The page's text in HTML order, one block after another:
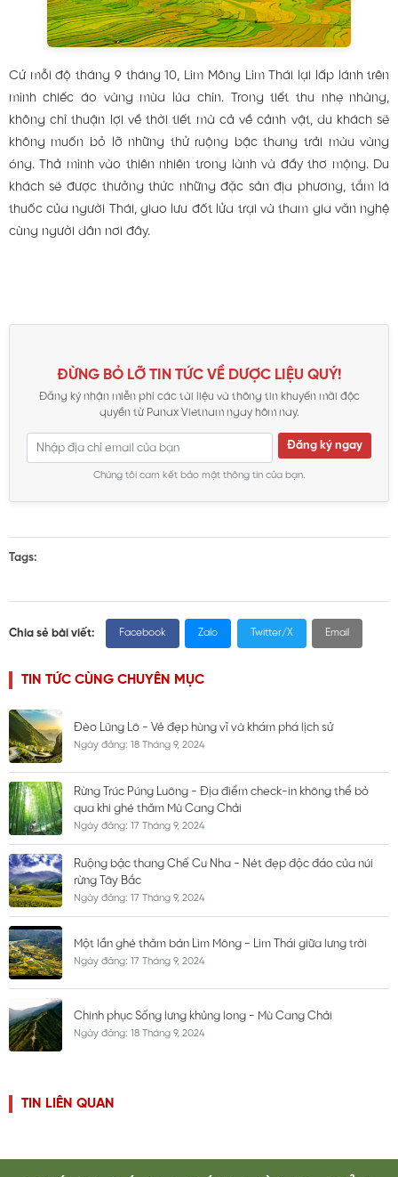
Cứ mỗi độ tháng 9 tháng 10, Lìm Mông Lìm Thái lại lấp lánh trên
mình chiếc áo vàng mùa lúa chín. Trong tiết thu nhẹ nhàng,
không chỉ thuận lợi về thời tiết mà cả về cảnh vật, du khách sẽ
không muốn bỏ lỡ những thử ruộng bậc thang trải màu vàng
óng. Thả mình vào thiên nhiên trong lành và đầy thơ mộng. Du
khách sẽ được thưởng thức những đặc sản địa phương, tắm lá
thuốc của người Thái, giao lưu đốt lửa trại và tham gia văn nghệ
cùng người dân nơi đây.
ĐỪNG BỎ LỠ TIN TỨC VỀ DƯỢC LIỆU QUÝ!
Đăng ký nhận miễn phí các tài liệu và thông tin khuyến mãi độc
quyền từ Panax Vietnam ngay hôm nay.
Đăng ký ngay
Chúng tôi cam kết bảo mật thông tin của bạn.
Tags:
Chia sẻ bài viết: Facebook Zalo Twitter/X Email
TIN TỨC CÙNG CHUYÊN MỤC
Đèo Lũng Lô - Vẻ đẹp hùng vĩ và khám phá lịch sử
Ngày đăng: 18 Tháng 9, 2024
Rừng Trúc Púng Luông - Địa điểm check-in không thể bỏ
qua khi ghé thăm Mù Cang Chải
Ngày đăng: 17 Tháng 9, 2024
Ruộng bậc thang Chế Cu Nha - Nét đẹp độc đáo của núi
rừng Tây Bắc
Ngày đăng: 17 Tháng 9, 2024
Một lần ghé thăm bản Lìm Mông - Lìm Thái giữa lưng trời
Ngày đăng: 17 Tháng 9, 2024
Chinh phục Sống lưng khủng long - Mù Cang Chải
Ngày đăng: 18 Tháng 9, 2024
TIN LIÊN QUAN